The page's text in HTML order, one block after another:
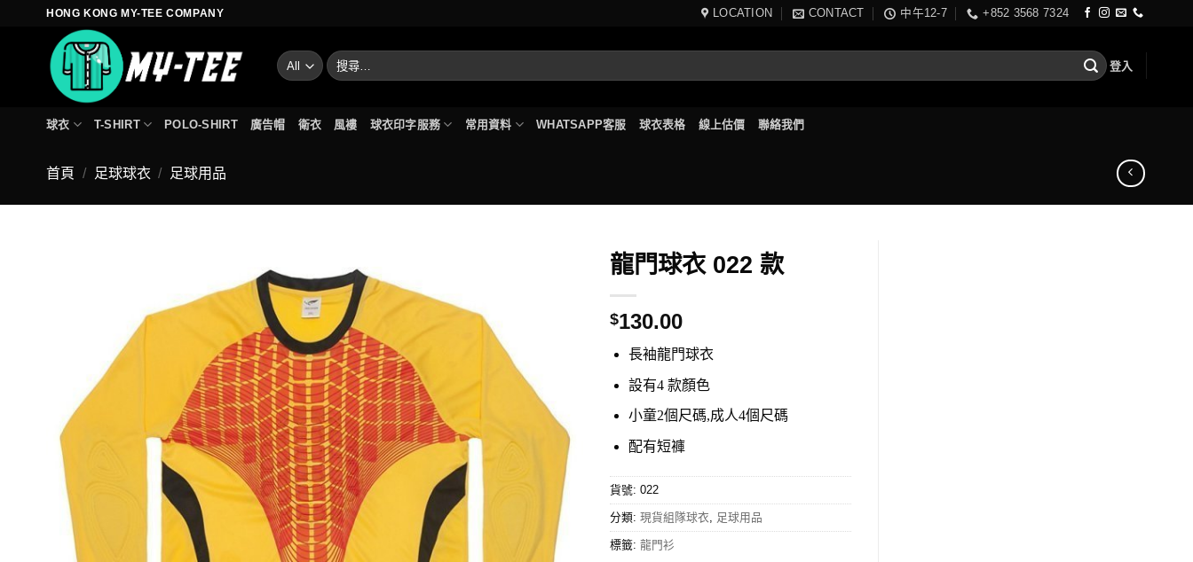
HONG KONG MY-TEE COMPANY LOCATION CONTACT 中午12-7 +852 3568 7324
搜
尋
字:
登入
球衣 T-SHIRT POLO-SHIRT 廣告帽 衛衣 風褸 球衣印字服務 常用資料 WHATSAPP客服 球衣表格 線上估價 聯絡我們
首頁 / 足球球衣 / 足球用品
龍門球衣 022 款
$130.00
長袖龍門球衣
設有4 款顏色
小童2個尺碼,成人4個尺碼
配有短褲
貨號: 022
分類: 現貨組隊球衣 足球用品
標籤: 龍門衫